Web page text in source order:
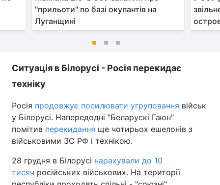
"прильоти" по базі окупантів на
Луганщині
Ситуація в Білорусі - Росія перекидає
техніку
Росія продовжує посилювати угруповання військ
у Білорусі. Напередодні "Беларускі Гаюн"
помітив перекидання ще чотирьох ешелонів з
військовими ЗС РФ і технікою.
28 грудня в Білорусі нарахували до 10
тисяч російських військових. На території